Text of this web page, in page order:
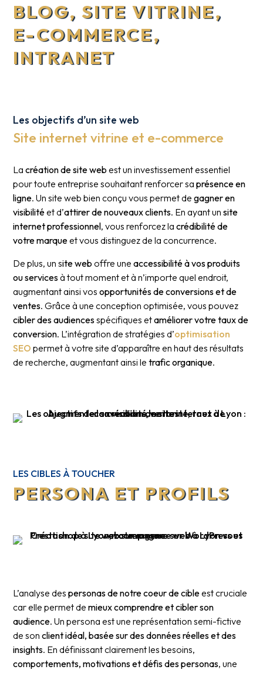
BLOG, SITE VITRINE,
E-COMMERCE,
INTRANET
Les objectifs d’un site web
Site internet vitrine et e-commerce
Lacréation de site web est un investissement essentiel
pour toute entreprise souhaitant renforcer saprésence en
ligne. Un site web bien conçu vous permet degagner en
visibilitéet d’attirer de nouveaux clients. En ayant unsite
internet professionnel, vous renforcez lacrédibilité de
votre marqueet vous distinguez de la concurrence.
De plus, un site web offre uneaccessibilité à vos produits
ou servicesà tout moment et à n’importe quel endroit,
augmentant ainsi vosopportunités de conversions et de
ventes. Grâce à une conception optimisée, vous pouvez
cibler des audiencesspécifiques etaméliorer votre taux de
conversion. L’intégration de stratégies d’optimisation
SEO permet à votre site d’apparaître en haut des résultats
de recherche, augmentant ainsi letrafic organique.
LES CIBLES À TOUCHER
PERSONA ET PROFILS
L’analyse despersonas de notre coeur de cibleest cruciale
car elle permet demieux comprendre et cibler son
audience. Un persona est une représentation semi-fictive
de sonclient idéal, basée sur des données réelles et des
insights. En définissant clairement les besoins,
comportements, motivations et défis des personas, une